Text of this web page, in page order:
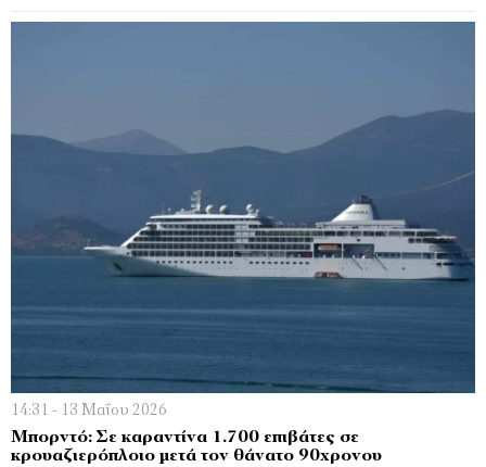
14:31 - 13 Μαΐου 2026
Μπορντό: Σε καραντίνα 1.700 επιβάτες σε
κρουαζιερόπλοιο μετά τον θάνατο 90χρονου